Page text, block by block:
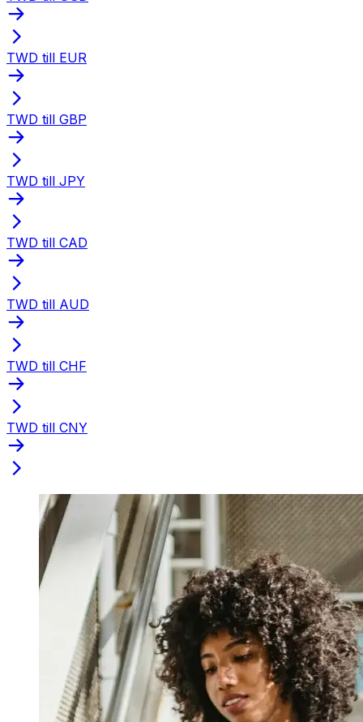
TWD till EUR
TWD till GBP
TWD till JPY
TWD till CAD
TWD till AUD
TWD till CHF
TWD till CNY